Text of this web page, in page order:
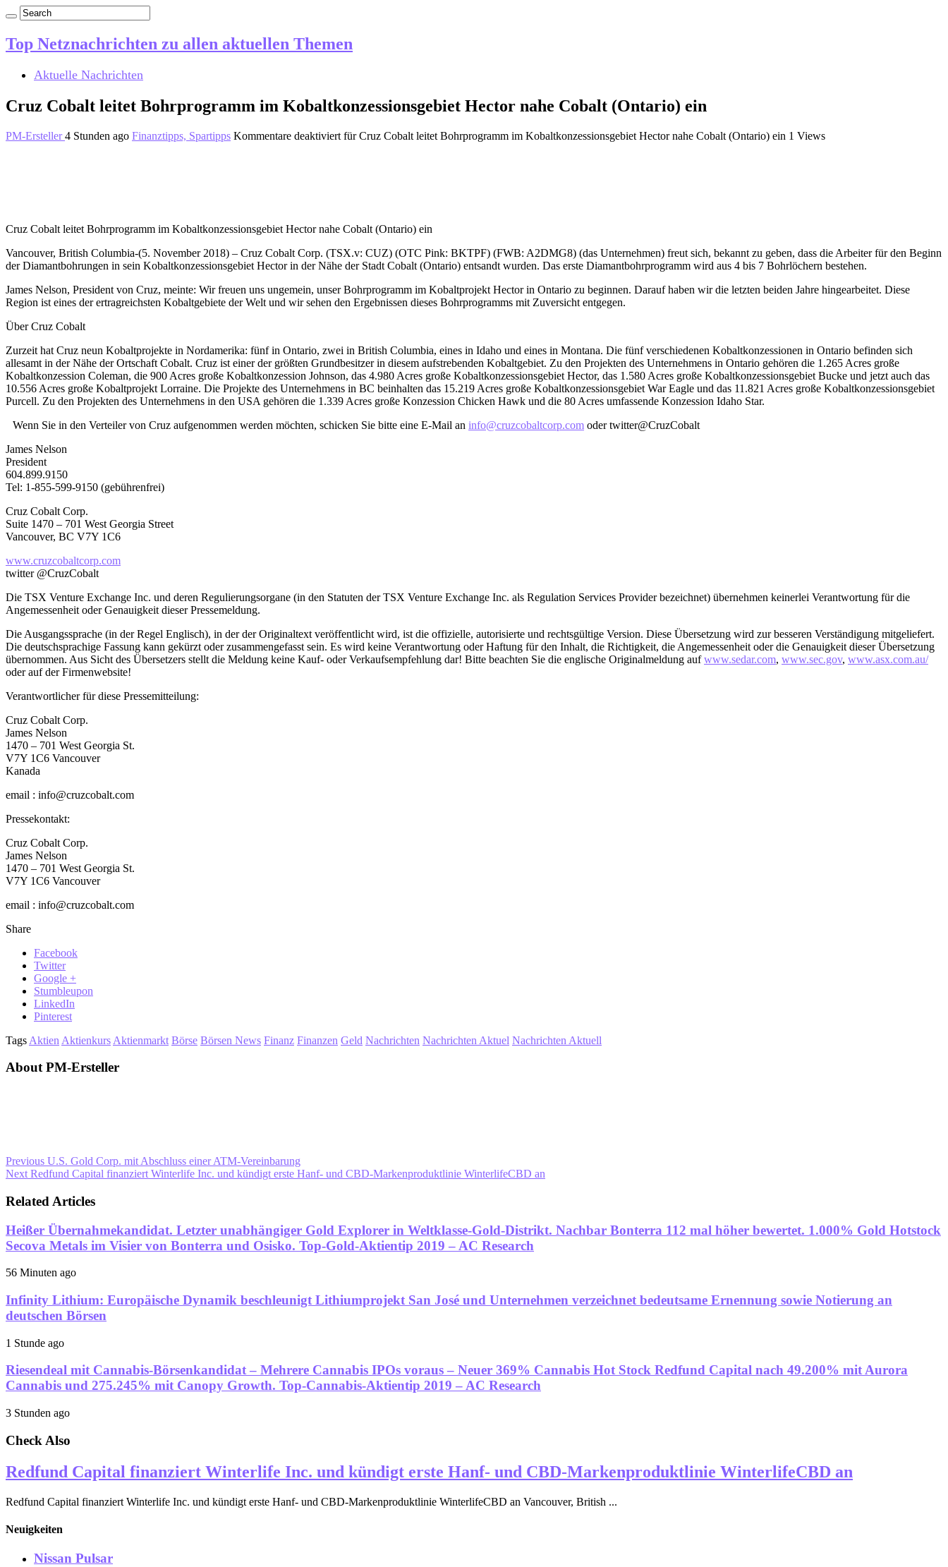
Top Netznachrichten zu allen aktuellen Themen
Aktuelle Nachrichten
Cruz Cobalt leitet Bohrprogramm im Kobaltkonzessionsgebiet Hector nahe Cobalt (Ontario) ein
PM-Ersteller4 Stunden ago Finanztipps, Spartipps Kommentare deaktiviert für Cruz Cobalt leitet Bohrprogramm im Kobaltkonzessionsgebiet Hector nahe Cobalt (Ontario) ein 1 Views
Cruz Cobalt leitet Bohrprogramm im Kobaltkonzessionsgebiet Hector nahe Cobalt (Ontario) ein
Vancouver, British Columbia-(5. November 2018) – Cruz Cobalt Corp. (TSX.v: CUZ) (OTC Pink: BKTPF) (FWB: A2DMG8) (das Unternehmen) freut sich, bekannt zu geben, dass die Arbeiter für den Beginn
der Diamantbohrungen in sein Kobaltkonzessionsgebiet Hector in der Nähe der Stadt Cobalt (Ontario) entsandt wurden. Das erste Diamantbohrprogramm wird aus 4 bis 7 Bohrlöchern bestehen.
James Nelson, President von Cruz, meinte: Wir freuen uns ungemein, unser Bohrprogramm im Kobaltprojekt Hector in Ontario zu beginnen. Darauf haben wir die letzten beiden Jahre hingearbeitet. Diese
Region ist eines der ertragreichsten Kobaltgebiete der Welt und wir sehen den Ergebnissen dieses Bohrprogramms mit Zuversicht entgegen.
Über Cruz Cobalt
Zurzeit hat Cruz neun Kobaltprojekte in Nordamerika: fünf in Ontario, zwei in British Columbia, eines in Idaho und eines in Montana. Die fünf verschiedenen Kobaltkonzessionen in Ontario befinden sich
allesamt in der Nähe der Ortschaft Cobalt. Cruz ist einer der größten Grundbesitzer in diesem aufstrebenden Kobaltgebiet. Zu den Projekten des Unternehmens in Ontario gehören die 1.265 Acres große
Kobaltkonzession Coleman, die 900 Acres große Kobaltkonzession Johnson, das 4.980 Acres große Kobaltkonzessionsgebiet Hector, das 1.580 Acres große Kobaltkonzessionsgebiet Bucke und jetzt auch das
10.556 Acres große Kobaltprojekt Lorraine. Die Projekte des Unternehmens in BC beinhalten das 15.219 Acres große Kobaltkonzessionsgebiet War Eagle und das 11.821 Acres große Kobaltkonzessionsgebiet
Purcell. Zu den Projekten des Unternehmens in den USA gehören die 1.339 Acres große Konzession Chicken Hawk und die 80 Acres umfassende Konzession Idaho Star.
Wenn Sie in den Verteiler von Cruz aufgenommen werden möchten, schicken Sie bitte eine E-Mail an info@cruzcobaltcorp.com oder twitter@CruzCobalt
James Nelson
President
604.899.9150
Tel: 1-855-599-9150 (gebührenfrei)
Cruz Cobalt Corp.
Suite 1470 – 701 West Georgia Street
Vancouver, BC V7Y 1C6
www.cruzcobaltcorp.com
twitter @CruzCobalt
Die TSX Venture Exchange Inc. und deren Regulierungsorgane (in den Statuten der TSX Venture Exchange Inc. als Regulation Services Provider bezeichnet) übernehmen keinerlei Verantwortung für die
Angemessenheit oder Genauigkeit dieser Pressemeldung.
Die Ausgangssprache (in der Regel Englisch), in der der Originaltext veröffentlicht wird, ist die offizielle, autorisierte und rechtsgültige Version. Diese Übersetzung wird zur besseren Verständigung mitgeliefert.
Die deutschsprachige Fassung kann gekürzt oder zusammengefasst sein. Es wird keine Verantwortung oder Haftung für den Inhalt, die Richtigkeit, die Angemessenheit oder die Genauigkeit dieser Übersetzung
übernommen. Aus Sicht des Übersetzers stellt die Meldung keine Kauf- oder Verkaufsempfehlung dar! Bitte beachten Sie die englische Originalmeldung aufwww.sedar.com, www.sec.gov, www.asx.com.au/
oder auf der Firmenwebsite!
Verantwortlicher für diese Pressemitteilung:
Cruz Cobalt Corp.
James Nelson
1470 – 701 West Georgia St.
V7Y 1C6 Vancouver
Kanada
email : info@cruzcobalt.com
Pressekontakt:
Cruz Cobalt Corp.
James Nelson
1470 – 701 West Georgia St.
V7Y 1C6 Vancouver
email : info@cruzcobalt.com
Share
Facebook
Twitter
Google +
Stumbleupon
LinkedIn
Pinterest
Tags Aktien Aktienkurs Aktienmarkt Börse Börsen News Finanz Finanzen Geld Nachrichten Nachrichten Aktuel Nachrichten Aktuell
About PM-Ersteller
Previous U.S. Gold Corp. mit Abschluss einer ATM-Vereinbarung
Next Redfund Capital finanziert Winterlife Inc. und kündigt erste Hanf- und CBD-Markenproduktlinie WinterlifeCBD an
Related Articles
Heißer Übernahmekandidat. Letzter unabhängiger Gold Explorer in Weltklasse-Gold-Distrikt. Nachbar Bonterra 112 mal höher bewertet. 1.000% Gold Hotstock
Secova Metals im Visier von Bonterra und Osisko. Top-Gold-Aktientip 2019 – AC Research
56 Minuten ago
Infinity Lithium: Europäische Dynamik beschleunigt Lithiumprojekt San José und Unternehmen verzeichnet bedeutsame Ernennung sowie Notierung an
deutschen Börsen
1 Stunde ago
Riesendeal mit Cannabis-Börsenkandidat – Mehrere Cannabis IPOs voraus – Neuer 369% Cannabis Hot Stock Redfund Capital nach 49.200% mit Aurora
Cannabis und 275.245% mit Canopy Growth. Top-Cannabis-Aktientip 2019 – AC Research
3 Stunden ago
Check Also
Redfund Capital finanziert Winterlife Inc. und kündigt erste Hanf- und CBD-Markenproduktlinie WinterlifeCBD an
Redfund Capital finanziert Winterlife Inc. und kündigt erste Hanf- und CBD-Markenproduktlinie WinterlifeCBD an Vancouver, British ...
Neuigkeiten
Nissan Pulsar